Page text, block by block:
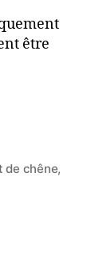
être
de chêne,